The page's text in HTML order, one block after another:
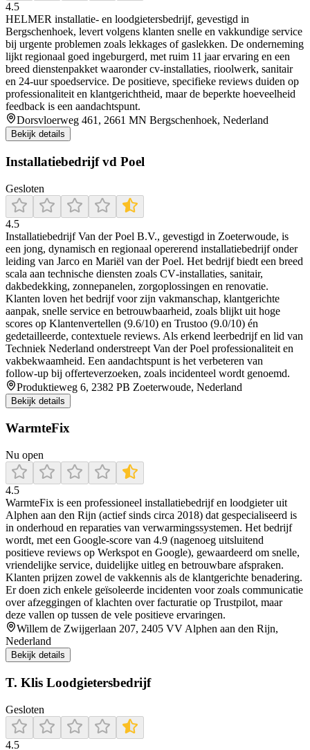
4.5
HELMER installatie‑ en loodgietersbedrijf, gevestigd in
Bergschenhoek, levert volgens klanten snelle en vakkundige service
bij urgente problemen zoals lekkages of gaslekken. De onderneming
lijkt regionaal goed ingeburgerd, met ruim 11 jaar ervaring en een
breed dienstenpakket waaronder cv‑installaties, rioolwerk, sanitair
en 24‑uur spoedservice. De positieve, specifieke reviews duiden op
professionaliteit en klantgerichtheid, maar de beperkte hoeveelheid
feedback is een aandachtspunt.
Dorsvloerweg 461, 2661 MN Bergschenhoek, Nederland
Bekijk details
Installatiebedrijf vd Poel
Gesloten
4.5
Installatiebedrijf Van der Poel B.V., gevestigd in Zoeterwoude, is
een jong, dynamisch en regionaal opererend installatiebedrijf onder
leiding van Jarco en Mariël van der Poel. Het bedrijf biedt een breed
scala aan technische diensten zoals CV‑installaties, sanitair,
dakbedekking, zonnepanelen, zorgoplossingen en renovatie.
Klanten loven het bedrijf voor zijn vakmanschap, klantgerichte
aanpak, snelle service en betrouwbaarheid, zoals blijkt uit hoge
scores op Klantenvertellen (9.6/10) en Trustoo (9.0/10) én
gedetailleerde, contextuele reviews. Als erkend leerbedrijf en lid van
Techniek Nederland onderstreept Van der Poel professionaliteit en
vakbekwaamheid. Een aandachtspunt is het verbeteren van
follow‑up bij offerteverzoeken, zoals incidenteel wordt genoemd.
Produktieweg 6, 2382 PB Zoeterwoude, Nederland
Bekijk details
WarmteFix
Nu open
4.5
WarmteFix is een professioneel installatiebedrijf en loodgieter uit
Alphen aan den Rijn (actief sinds circa 2018) dat gespecialiseerd is
in onderhoud en reparaties van verwarmingssystemen. Het bedrijf
wordt, met een Google-score van 4.9 (nagenoeg uitsluitend
positieve reviews op Werkspot en Google), gewaardeerd om snelle,
vriendelijke service, duidelijke uitleg en betrouwbare afspraken.
Klanten prijzen zowel de vakkennis als de klantgerichte benadering.
Er doen zich enkele geïsoleerde incidenten voor zoals communicatie
over afzeggingen of klachten over facturatie op Trustpilot, maar
deze vallen op tussen de vele positieve ervaringen.
Willem de Zwijgerlaan 207, 2405 VV Alphen aan den Rijn,
Nederland
Bekijk details
T. Klis Loodgietersbedrijf
Gesloten
4.5